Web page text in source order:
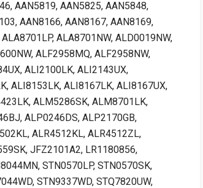
AAN5819, AAN5825, AAN5848,
AAN8166, AAN8167, AAN8169,
ALA8701NW, ALD0019NW,
ALF2958MQ, ALF2958NW,
ALI2100LK, ALI2143UX,
ALI8153LK, ALI8167LK, ALI8167UX,
ALM5286SK, ALM8701LK,
ALP0246DS, ALP2170GB,
ALR4512KL, ALR4512ZL,
JFZ2101A2, LR1180856,
STN0570LP, STN0570SK,
STN9337WD, STQ7820UW,